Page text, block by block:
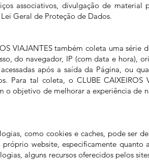
associativos, divulgação de material
Geral de Proteção de Dados.
VIAJANTES também coleta uma série
do navegador, IP (com data e hora),
após a saída da Página, ou
tal coleta, o CLUBE CAIXEIROS
objetivo de melhorar a experiência de
como cookies e caches, pode ser
website, especificamente quanto
alguns recursos oferecidos pelos